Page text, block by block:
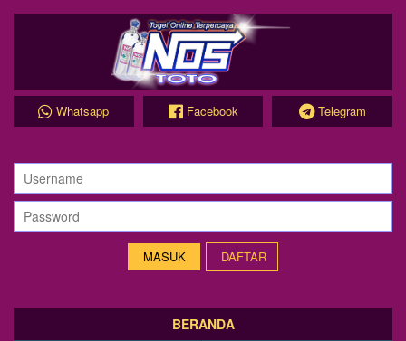
Whatsapp Facebook Telegram
DAFTAR
BERANDA